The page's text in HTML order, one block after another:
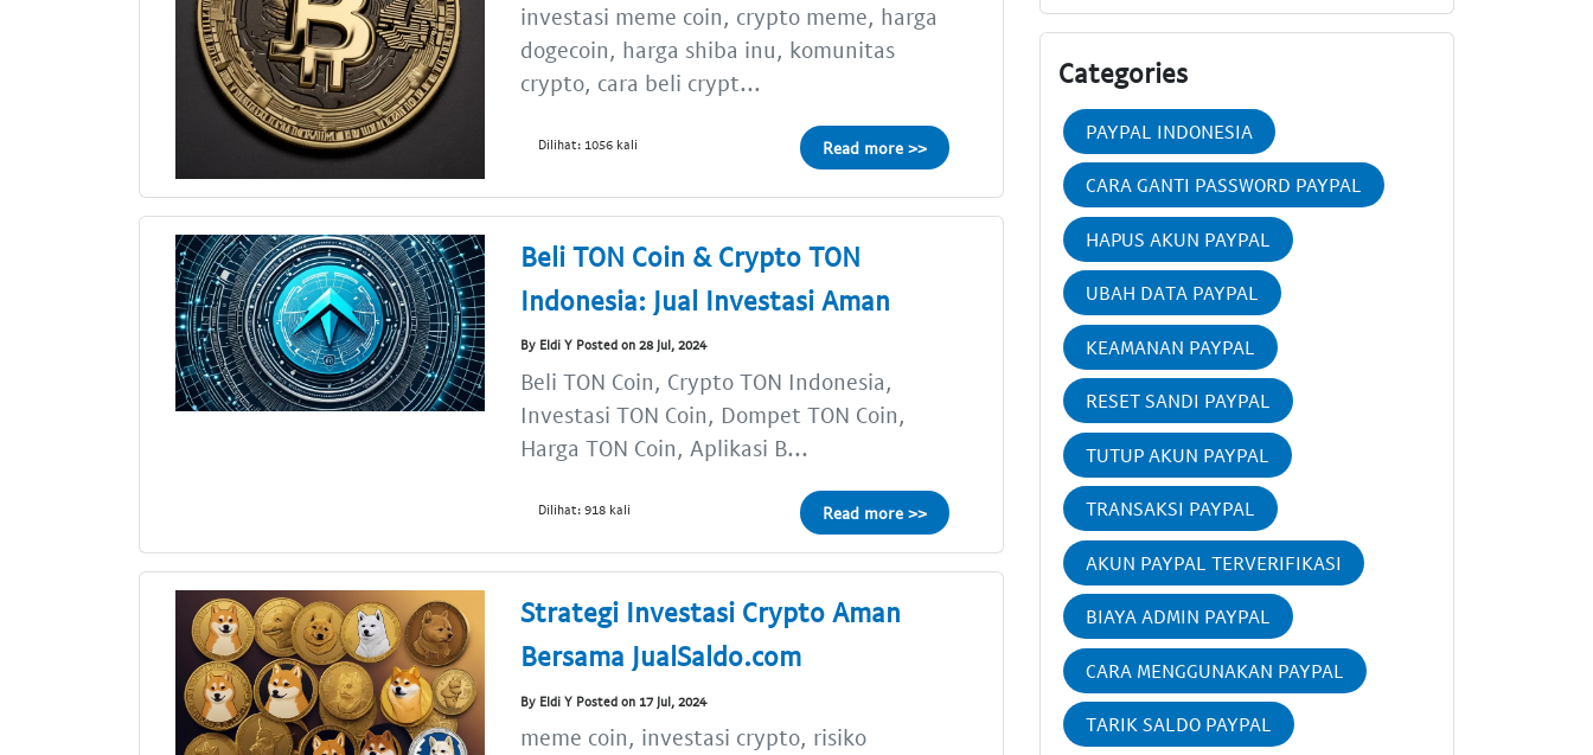
investasi meme coin, crypto meme, harga
dogecoin, harga shiba inu, komunitas
crypto, cara beli crypt...
Dilihat: 1056 kali Read more >>
Beli TON Coin & Crypto TON
Indonesia: Jual Investasi Aman
By Eldi Y Posted on 28 Jul, 2024
Beli TON Coin, Crypto TON Indonesia,
Investasi TON Coin, Dompet TON Coin,
Harga TON Coin, Aplikasi B...
Dilihat: 918 kali Read more >>
Strategi Investasi Crypto Aman
Bersama JualSaldo.com
By Eldi Y Posted on 17 Jul, 2024
meme coin, investasi crypto, risiko
Categories
PAYPAL INDONESIA
CARA GANTI PASSWORD PAYPAL
HAPUS AKUN PAYPAL
UBAH DATA PAYPAL
KEAMANAN PAYPAL
RESET SANDI PAYPAL
TUTUP AKUN PAYPAL
TRANSAKSI PAYPAL
AKUN PAYPAL TERVERIFIKASI
BIAYA ADMIN PAYPAL
CARA MENGGUNAKAN PAYPAL
TARIK SALDO PAYPAL